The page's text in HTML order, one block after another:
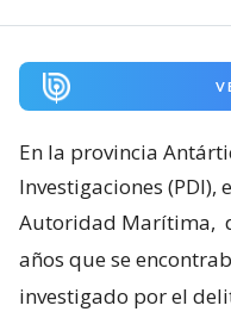
En la provincia
Investigaciones (PDI),
Autoridad Marítima,
años que se
investigado por el